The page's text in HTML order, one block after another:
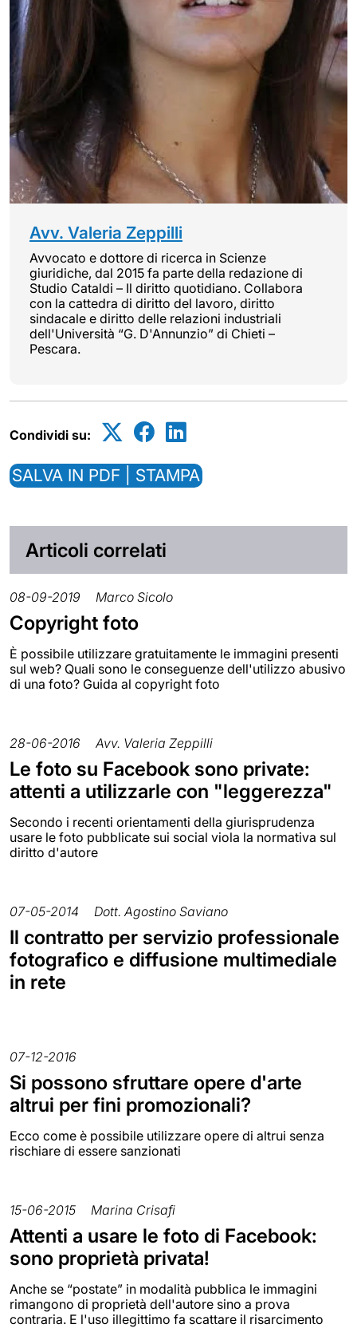
Avv. Valeria Zeppilli
Avvocato e dottore di ricerca in Scienze
giuridiche, dal 2015 fa parte della redazione di
Studio Cataldi – Il diritto quotidiano. Collabora
con la cattedra di diritto del lavoro, diritto
sindacale e diritto delle relazioni industriali
dell'Università “G. D'Annunzio” di Chieti –
Pescara.
Condividi su:
SALVA IN PDF | STAMPA
Articoli correlati
08-09-2019 Marco Sicolo
Copyright foto
È possibile utilizzare gratuitamente le immagini presenti
sul web? Quali sono le conseguenze dell'utilizzo abusivo
di una foto? Guida al copyright foto
28-06-2016 Avv. Valeria Zeppilli
Le foto su Facebook sono private:
attenti a utilizzarle con "leggerezza"
Secondo i recenti orientamenti della giurisprudenza
usare le foto pubblicate sui social viola la normativa sul
diritto d'autore
07-05-2014 Dott. Agostino Saviano
Il contratto per servizio professionale
fotografico e diffusione multimediale
in rete
07-12-2016
Si possono sfruttare opere d'arte
altrui per fini promozionali?
Ecco come è possibile utilizzare opere di altrui senza
rischiare di essere sanzionati
15-06-2015 Marina Crisafi
Attenti a usare le foto di Facebook:
sono proprietà privata!
Anche se “postate” in modalità pubblica le immagini
rimangono di proprietà dell'autore sino a prova
contraria. E l'uso illegittimo fa scattare il risarcimento